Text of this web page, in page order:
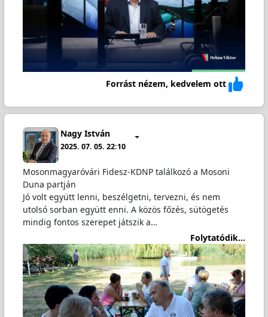
Forrást nézem, kedvelem ott
Nagy István
2025. 07. 05. 22:10
Mosonmagyaróvári Fidesz-KDNP találkozó a Mosoni
Duna partján
Jó volt együtt lenni, beszélgetni, tervezni, és nem
utolsó sorban együtt enni. A közös főzés, sütögetés
mindig fontos szerepet játszik a…
Folytatódik...